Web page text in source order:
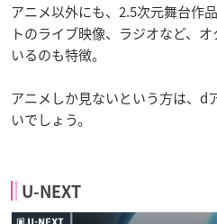
アニメ以外にも、2.5次元舞台作
トのライブ映像、ラジオなど、
いるのも特徴。
アニメしか見ないという方は、d
いでしょう。
U-NEXT